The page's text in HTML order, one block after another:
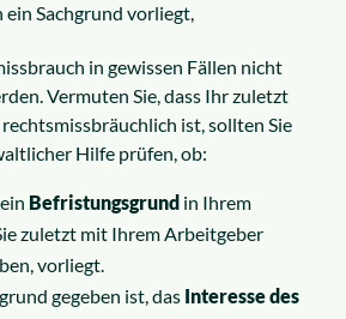
ein Sachgrund vorliegt,
in gewissen Fällen nicht
Vermuten Sie, dass Ihr zuletzt
ist, sollten Sie
Hilfe prüfen, ob:
Befristungsgrund in Ihrem
zuletzt mit Ihrem Arbeitgeber
vorliegt.
gegeben ist, das Interesse des